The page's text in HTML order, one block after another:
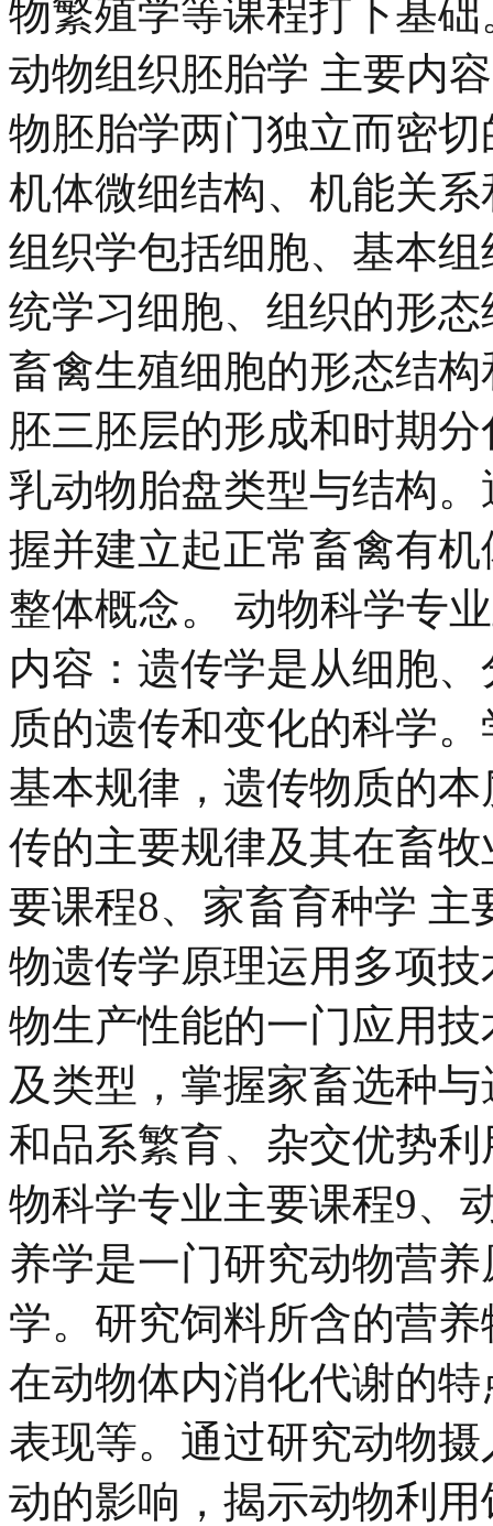
物繁殖学等课程打下基
动物组织胚胎学 主要内
物胚胎学两门独立而密
机体微细结构、机能关
组织学包括细胞、基本
统学习细胞、组织的形
畜禽生殖细胞的形态结
胚三胚层的形成和时期
乳动物胎盘类型与结构
握并建立起正常畜禽有
整体概念。 动物科学专
内容：遗传学是从细胞
质的遗传和变化的科学
基本规律，遗传物质的
传的主要规律及其在畜
要课程8、家畜育种学 主
物遗传学原理运用多项
物生产性能的一门应用
及类型，掌握家畜选种
和品系繁育、杂交优势
物科学专业主要课程9、
养学是一门研究动物营
学。研究饲料所含的营
在动物体内消化代谢的
表现等。通过研究动物
动的影响，揭示动物利